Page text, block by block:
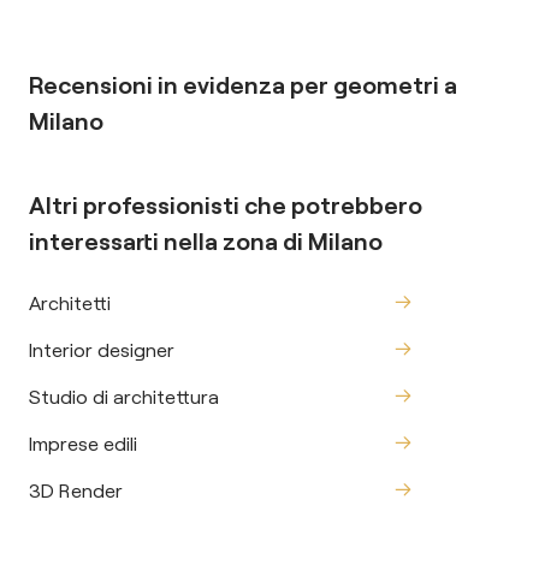
Recensioni in evidenza per geometri a
Milano
Altri professionisti che potrebbero
interessarti nella zona di Milano
Architetti
Interior designer
Studio di architettura
Imprese edili
3D Render